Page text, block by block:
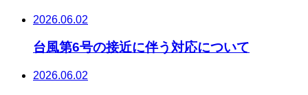
2026.06.02
台風第6号の接近に伴う対応について
2026.06.02